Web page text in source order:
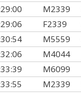
M2339
F2339
M5559
M4044
M6099
M2339